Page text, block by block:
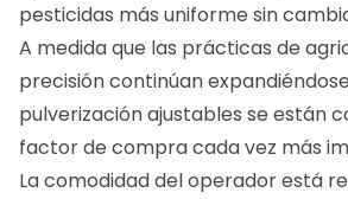
pesticidas más uniforme sin
A medida que las prácticas de
precisión continúan
pulverización ajustables se están
factor de compra cada vez más
La comodidad del operador está